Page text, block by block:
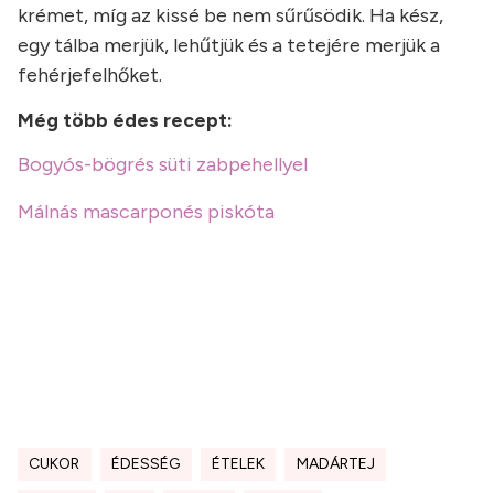
krémet, míg az kissé be nem sűrűsödik. Ha kész,
egy tálba merjük, lehűtjük és a tetejére merjük a
fehérjefelhőket.
Még több édes recept:
Bogyós-bögrés süti zabpehellyel
Málnás mascarponés piskóta
CUKOR ÉDESSÉG ÉTELEK MADÁRTEJ